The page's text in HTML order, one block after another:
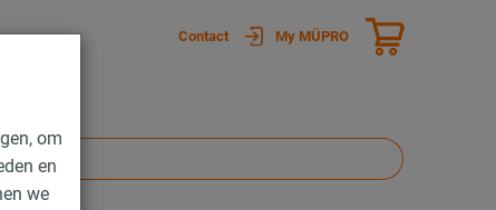
om
en
we
Contact My MÜPRO